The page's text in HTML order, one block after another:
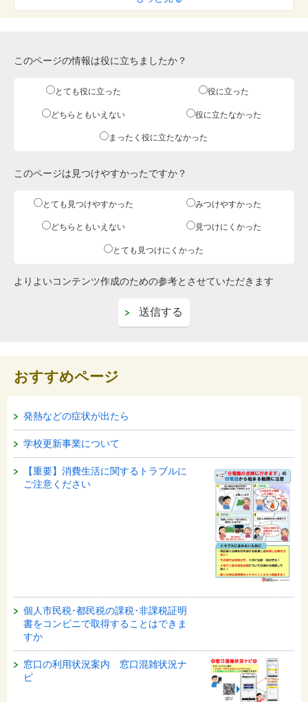
このページの情報は役に立ちましたか？
とても役に立った 役に立った
どちらともいえない 役に立たなかった
まったく役に立たなかった
このページは見つけやすかったですか？
とても見つけやすかった みつけやすかった
どちらともいえない 見つけにくかった
とても見つけにくかった
よりよいコンテンツ作成のための参考とさせていただきます
おすすめページ
発熱などの症状が出たら
学校更新事業について
【重要】消費生活に関するトラブルに
ご注意ください
個人市民税･都民税の課税･非課税証明
書をコンビニで取得することはできま
すか
窓口の利用状況案内 窓口混雑状況ナ
ビ